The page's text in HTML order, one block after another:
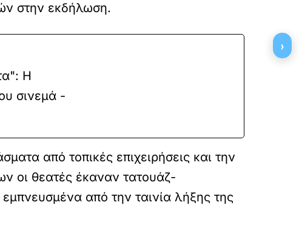
στην εκδήλωση.
Η
σινεμά -
από τοπικές επιχειρήσεις και την
οι θεατές έκαναν τατουάζ-
από την ταινία λήξης της
›